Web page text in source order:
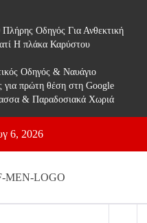
Οδηγός Για Ανθεκτική
Η πλάκα Καρύστου
Οδηγός & Ναυάγιο
για πρώτη θέση στη Google
& Παραδοσιακά Χωριά
6, 2026
Men